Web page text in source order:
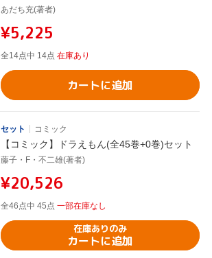
あだち充(著者)
¥5,225
全14点中 14点 在庫あり
カートに追加
セット コミック
【コミック】ドラえもん(全45巻+0巻)セット
藤子・F・不二雄(著者)
¥20,526
全46点中 45点 一部在庫なし
在庫ありのみ
カートに追加